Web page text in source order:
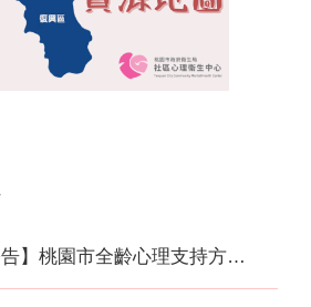
】桃園市全齡心理支持方案-合作機構名冊